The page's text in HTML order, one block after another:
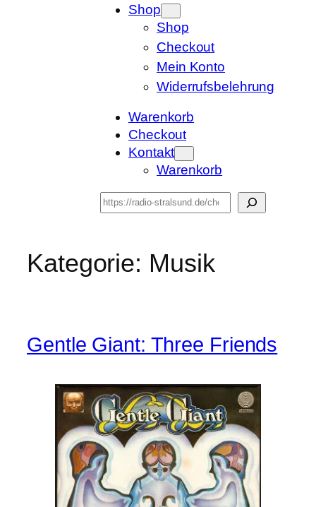
Shop
Shop
Checkout
Mein Konto
Widerrufsbelehrung
Warenkorb
Checkout
Kontakt
Warenkorb
Suchen
Kategorie: Musik
Gentle Giant: Three Friends